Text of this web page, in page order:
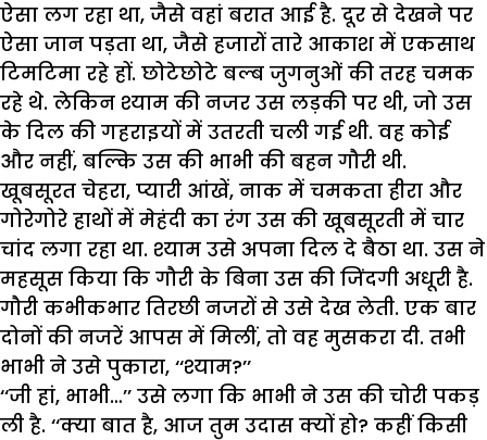
ऐसा लग रहा था, जैसे वहां बरात आई है. दूर से देखने पर
ऐसा जान पड़ता था, जैसे हजारों तारे आकाश में एकसाथ
टिमटिमा रहे हों. छोटेछोटे बल्ब जुगनुओं की तरह चमक
रहे थे. लेकिन श्याम की नजर उस लड़की पर थी, जो उस
के दिल की गहराइयों में उतरती चली गई थी. वह कोई
और नहीं, बल्कि उस की भाभी की बहन गौरी थी.
खूबसूरत चेहरा, प्यारी आंखें, नाक में चमकता हीरा और
गोरेगोरे हाथों में मेहंदी का रंग उस की खूबसूरती में चार
चांद लगा रहा था. श्याम उसे अपना दिल दे बैठा था. उस ने
महसूस किया कि गौरी के बिना उस की जिंदगी अधूरी है.
गौरी कभीकभार तिरछी नजरों से उसे देख लेती. एक बार
दोनों की नजरें आपस में मिलीं, तो वह मुसकरा दी. तभी
भाभी ने उसे पुकारा, ‘‘श्याम?’’
‘‘जी हां, भाभी…’’ उसे लगा कि भाभी ने उस की चोरी पकड़
ली है. ‘‘क्या बात है, आज तुम उदास क्यों हो? कहीं किसी